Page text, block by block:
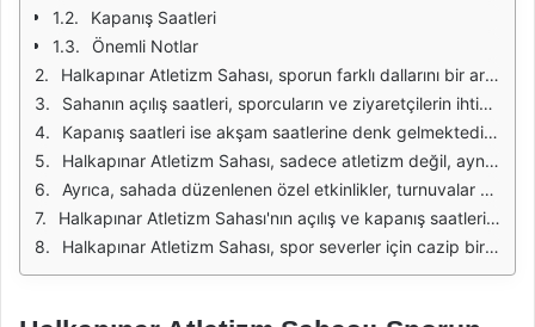
Kapanış Saatleri
Önemli Notlar
Halkapınar Atletizm Sahası, sporun farklı dallarını bir arada bulabileceğiniz modern bir tesis olarak öne çıkıyor. Tesis, atletizm tutkunları için özel olarak tasarlanmış alanlarla donatılmıştır. Hem profesyonel sporcular hem de amatörler için uygun koşullar sunan sahada, günün her saatinde antrenman yapma imkânı bulunmaktadır.
Sahanın açılış saatleri, sporcuların ve ziyaretçilerin ihtiyaçlarına göre düzenlenmiştir. Genellikle sabah saatlerinde başlayan etkinlikler, gün boyunca devam eder. Bu durum, özellikle sabah erken saatlerde spor yapmayı seven bireyler için büyük bir avantaj sağlamaktadır. Açılış saatleri, sezonluk değişiklikler gösterebilir, bu nedenle güncel bilgilere ulaşmak önemlidir.
Kapanış saatleri ise akşam saatlerine denk gelmektedir. Özellikle yaz aylarında gün ışığının uzun sürmesi, sporcuların antrenmanlarını daha geç saatlere kadar yapabilmesine olanak tanır. Kapanış saatleri, kış aylarında ise daha erken bir saate çekilebilir. Bu değişiklikler, hava koşullarına ve gün ışığına bağlı olarak düzenlenmektedir.
Halkapınar Atletizm Sahası, sadece atletizm değil, aynı zamanda diğer spor dallarında da faaliyet gösteren bir tesistir. Bu nedenle, sahada farklı etkinliklerin olduğu günlerde açılış ve kapanış saatleri değişiklik gösterebilir. Sporcuların ve ziyaretçilerin bu durumları dikkate alarak plan yapmaları önerilmektedir.
Ayrıca, sahada düzenlenen özel etkinlikler, turnuvalar veya yarışmalar, açılış ve kapanış saatlerinde değişikliklere neden olabilir. Bu tür durumlar için önceden bilgilendirme yapılmakta ve duyurularla sporculara ulaşılmaktadır. Bu sayede, herkesin doğru bilgiye sahip olması sağlanmaktadır.
Halkapınar Atletizm Sahası'nın açılış ve kapanış saatleri, tesisin yönetimi tarafından belirlenmektedir. Bu saatlerin belirlenmesinde, sporcuların ve ziyaretçilerin ihtiyaçlarının yanı sıra, güvenlik ve bakım gereksinimleri de göz önünde bulundurulmaktadır. Tesisin her zaman en iyi koşullarda hizmet vermesi hedeflenmektedir.
Halkapınar Atletizm Sahası, spor severler için cazip bir seçenek sunmakta ve açılış ile kapanış saatleriyle ilgili güncel bilgilerin takip edilmesi önem arz etmektedir. Sporcuların, sahayı en verimli şekilde kullanabilmesi için bu saatleri dikkate alması gerekmektedir.